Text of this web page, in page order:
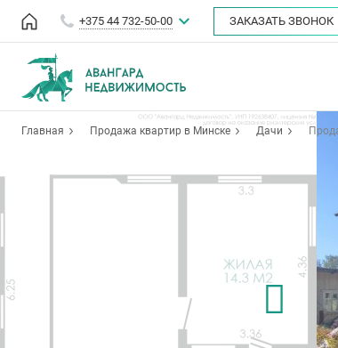
+375 44 732-50-00 ЗАКАЗАТЬ ЗВОНОК
Главная Продажа квартир в Минске Дачи